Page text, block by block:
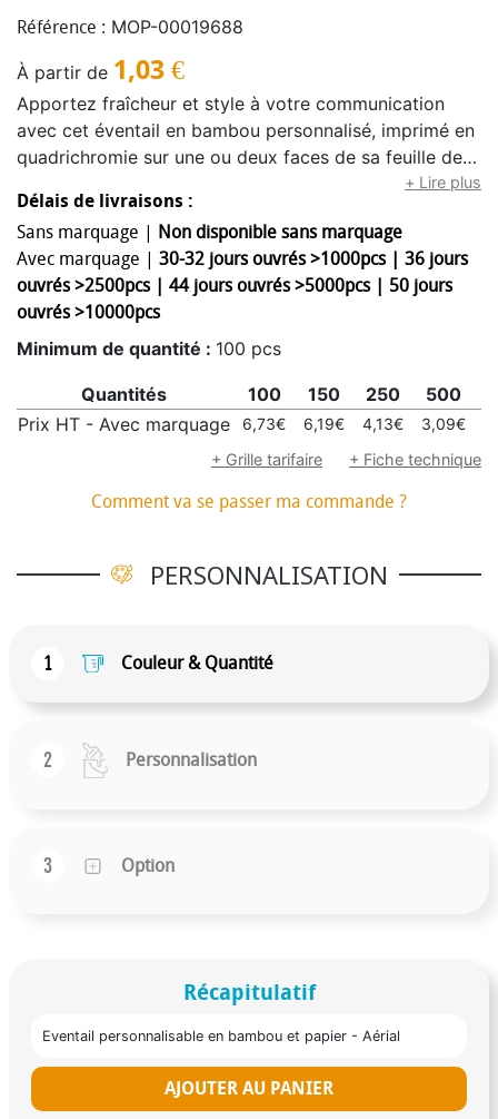
Référence : MOP-00019688
À partir de 1,03 €
Apportez fraîcheur et style à votre communication
avec cet éventail en bambou personnalisé, imprimé en
quadrichromie sur une ou deux faces de sa feuille de
papier blanc de 80 g/m². Composé de 18 baleines en
bambou et de 2 embouts en bois, personnalisables
eux aussi avec votre logo, cet éventail allie praticité et
visibilité maximale pour votre marque. Idéal comme
support promotionnel, il offre à votre public une brise
agréable tout en mettant en valeur votre message de
manière élégante et originale. Ses dimensions de 21 x
restant compact et facile à transporter. Les prix
incluent la livraison vers une adresse située dans le
pays où votre entreprise est enregistrée chez nous
continentaux). Toute modification du design ou
la capacité de production et des périodes de congés
deux couleur en tampographie sur le manche possible
+ Lire plus
Délais de livraisons :
Sans marquage | Non disponible sans marquage
Avec marquage | 30-32 jours ouvrés >1000pcs | 36 jours
ouvrés >2500pcs | 44 jours ouvrés >5000pcs | 50 jours
ouvrés >10000pcs
Minimum de quantité : 100 pcs
Quantités 100 150 250 500
Prix HT - Avec marquage
6,73€ 6,19€ 4,13€ 3,09€
+ Grille tarifaire
+ Fiche technique
Comment va se passer ma commande ?
PERSONNALISATION
1 Couleur & Quantité
2 Personnalisation
3 Option
Récapitulatif
Eventail personnalisable en bambou et papier - Aérial
AJOUTER AU PANIER